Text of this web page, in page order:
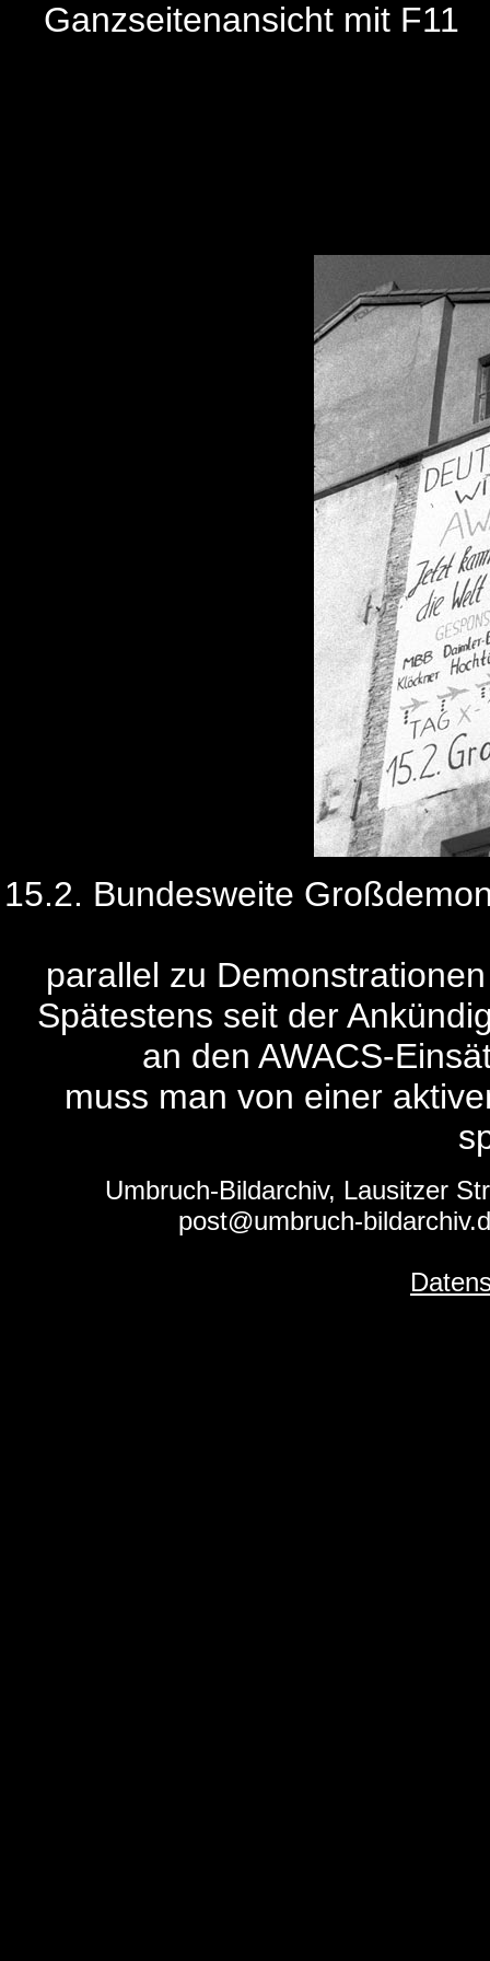
Ganzseitenansicht mit F11
15.2. Bundesweite
parallel zu
Spätestens seit der
an den AWACS-
muss man von einer
Umbruch-Bildarchiv, Lausitzer
post@umbruch-